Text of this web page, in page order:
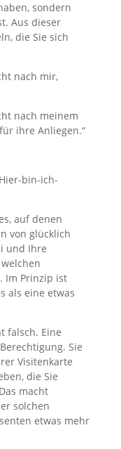
sondern
Aus dieser
die Sie sich
nach mir,
nach meinem
ihre Anliegen.“
bin-ich-
auf denen
von glücklich
und Ihre
Im Prinzip ist
als eine etwas
falsch. Eine
Sie
Visitenkarte
die Sie
macht
solchen
etwas mehr